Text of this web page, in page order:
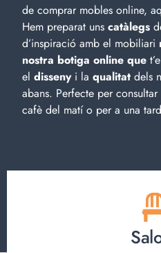
de comprar mobles online,
Hem preparat uns catàlegs
d’inspiració amb el mobiliari
nostra botiga online que
el dissenyi la qualitat dels
abans. Perfecte per
cafè del matí o per a una